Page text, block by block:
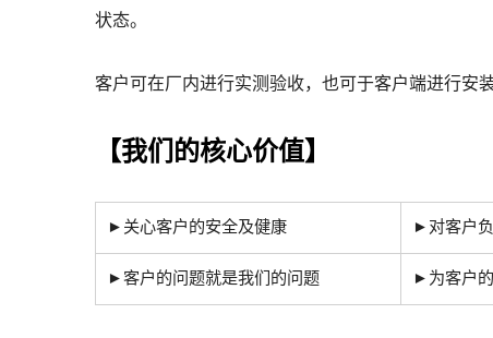
状态。
客户可在厂内进行实测验收，也可于客户端进行安
【我们的核心价值】
►关心客户的安全及健康 ►对客户
►客户的问题就是我们的问题 ►为客户